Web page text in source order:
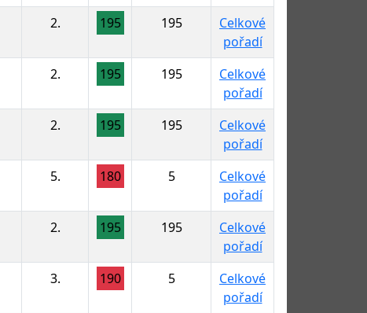
2. 195 195
Celkové
pořadí
2. 195 195
Celkové
pořadí
2. 195 195
Celkové
pořadí
5. 180 5
Celkové
pořadí
2. 195 195
Celkové
pořadí
3. 190 5
Celkové
pořadí